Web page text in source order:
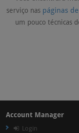
serviço nas páginas
um pouco técnicas
Account Manager
Login